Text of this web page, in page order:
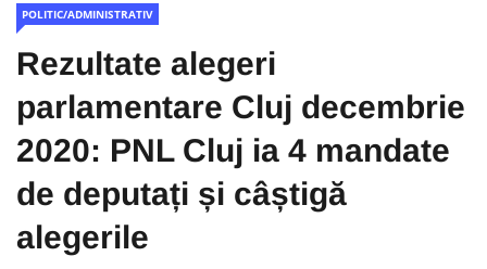
POLITIC/ADMINISTRATIV
Rezultate alegeri
parlamentare Cluj decembrie
2020: PNL Cluj ia 4 mandate
de deputați și câștigă
alegerile